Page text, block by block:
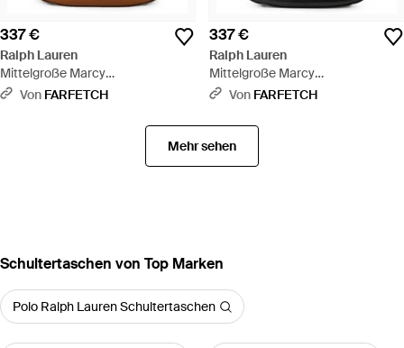
337 €
Ralph Lauren
Mittelgroße Marcy
Schultertasche - Braun
Von FARFETCH
337 €
Ralph Lauren
Mittelgroße Marcy
Schultertasche Mit Kette -
Von FARFETCH
Mehr sehen
Schultertaschen von Top Marken
Polo Ralph Lauren Schultertaschen